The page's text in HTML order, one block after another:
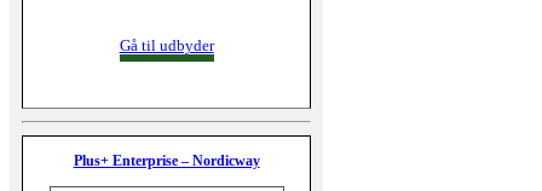
Gå til udbyder
Plus+ Enterprise – Nordicway